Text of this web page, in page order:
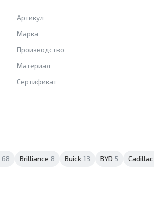
Артикул
Марка
Производство
Материал
Сертификат
68 Brilliance 8 Buick 13 BYD 5 Cadillac